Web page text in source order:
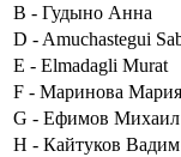
B - Гудыно Анна
D - Amuchastegui
E - Elmadagli Murat
F - Маринова Мария
G - Ефимов Михаил
H - Кайтуков Вадим